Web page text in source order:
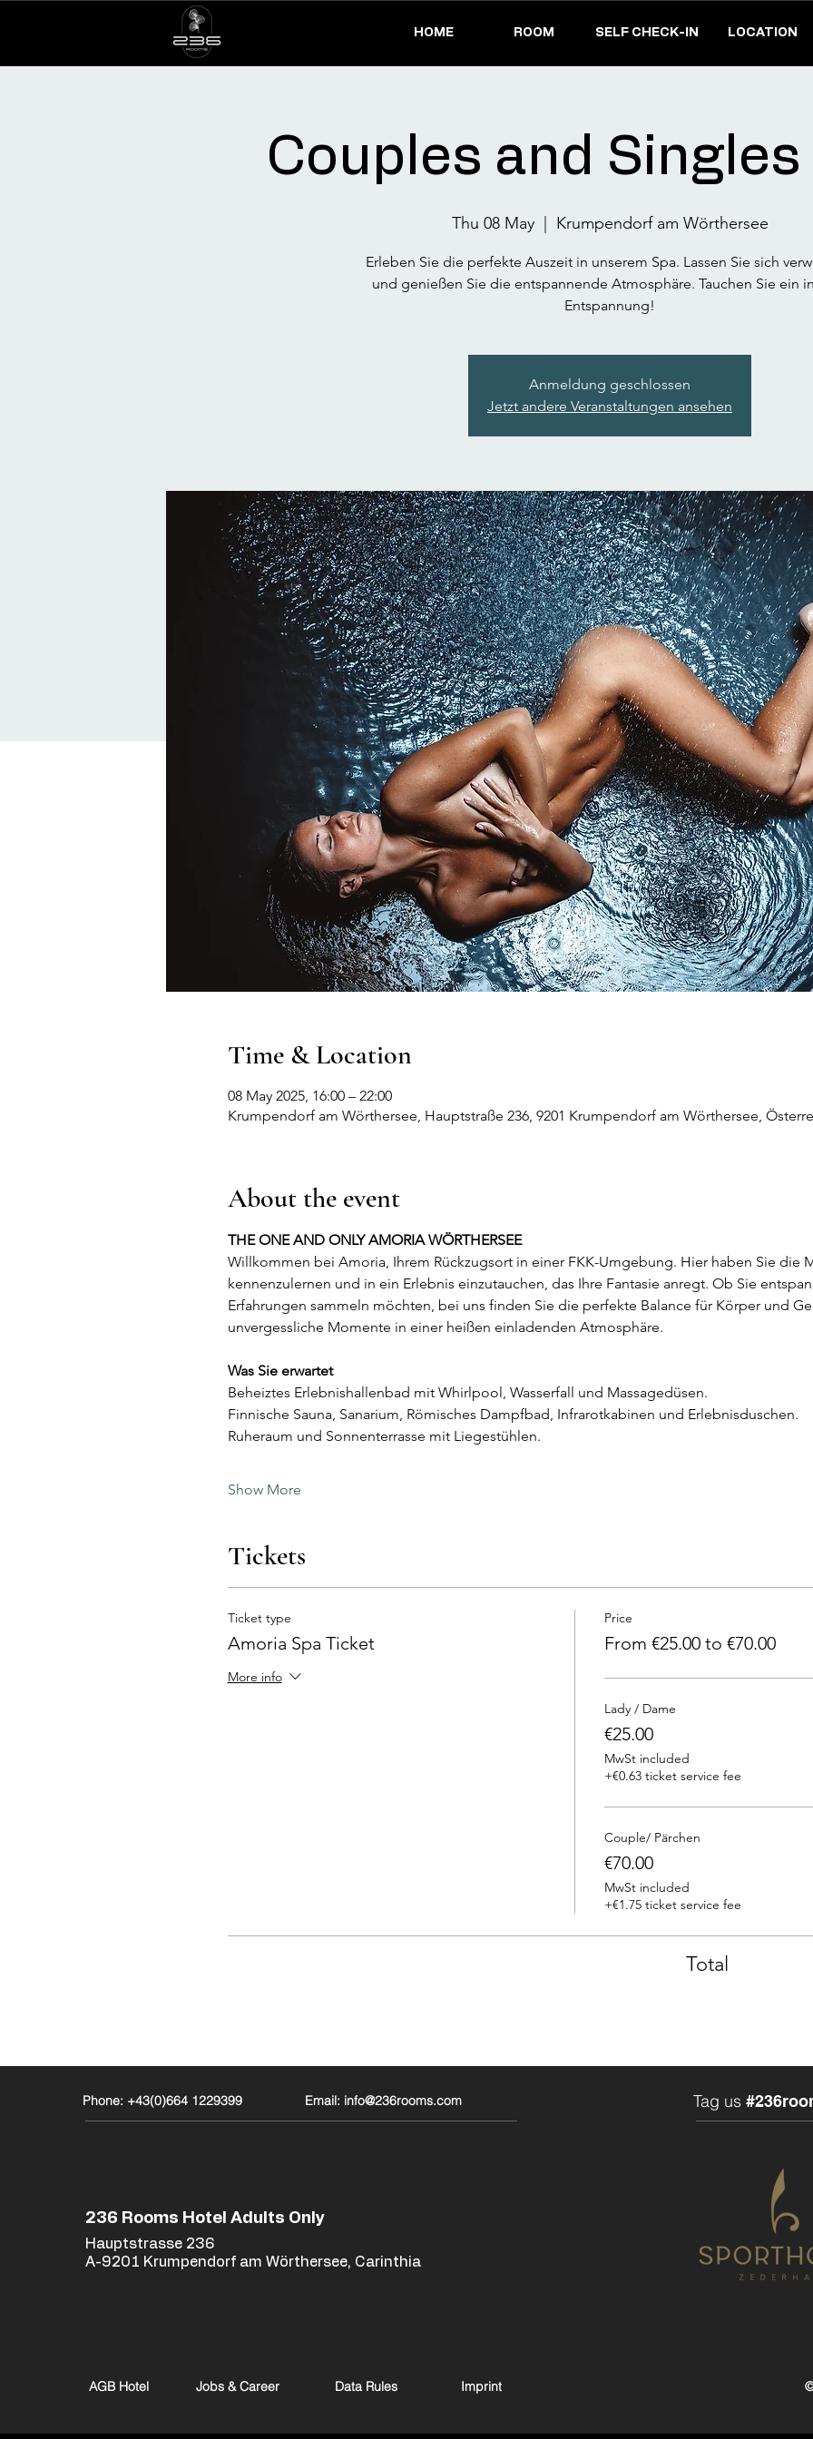
HOME ROOM SELF CHECK-IN LOCATION
Couples and
Thu 08 May
  |
Krumpendorf am Wörthersee
Erleben Sie die perfekte Auszeit in unserem Spa. Lassen Sie sich
und genießen Sie die entspannende Atmosphäre. Tauchen Sie ein
Entspannung!
Anmeldung geschlossen
Jetzt andere Veranstaltungen ansehen
Time & Location
08 May 2025, 16:00 – 22:00
Krumpendorf am Wörthersee, Hauptstraße 236, 9201 Krumpendorf am Wörthersee,
About the event
THE ONE AND ONLY AMORIA WÖRTHERSEE
Willkommen bei Amoria, Ihrem Rückzugsort in einer FKK-Umgebung. Hier haben Sie die
kennenzulernen und in ein Erlebnis einzutauchen, das Ihre Fantasie anregt. Ob Sie
Erfahrungen sammeln möchten, bei uns finden Sie die perfekte Balance für Körper und
unvergessliche Momente in einer heißen einladenden Atmosphäre.
Was Sie erwartet
Beheiztes Erlebnishallenbad mit Whirlpool, Wasserfall und Massagedüsen.
Finnische Sauna, Sanarium, Römisches Dampfbad, Infrarotkabinen und Erlebnisduschen.
Ruheraum und Sonnenterrasse mit Liegestühlen.
Show More
Tickets
Ticket type
Amoria Spa Ticket
More info
Price
From €25.00 to €70.00
Lady / Dame
€25.00
MwSt included
+€0.63 ticket service fee
Couple/ Pärchen
€70.00
MwSt included
+€1.75 ticket service fee
Total
Phone: +43(0)664 1229399 Email: info@236rooms.com
236 Rooms Hotel Adults Only
Hauptstrasse 236
A-9201 Krumpendorf am Wörthersee, Carinthia
AGB Hotel Jobs & Career Data Rules Imprint
Tag us